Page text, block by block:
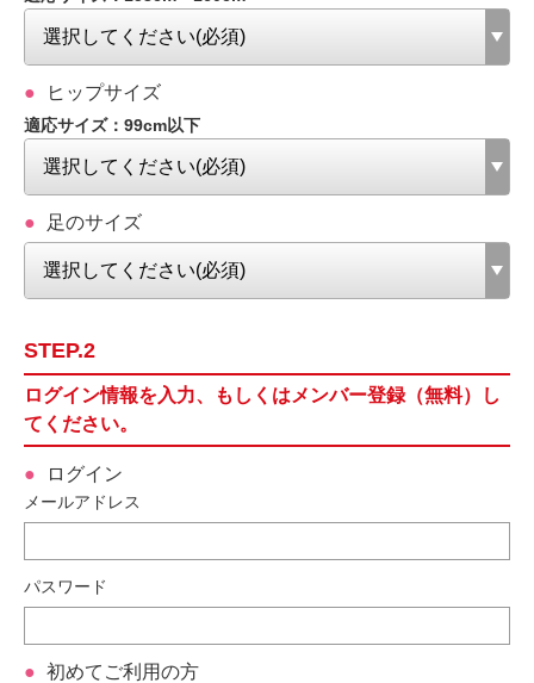
ヒップサイズ
適応サイズ：99cm以下
足のサイズ
STEP.2
ログイン情報を入力、もしくはメンバー登録（無料）し
てください。
ログイン
メールアドレス
パスワード
初めてご利用の方